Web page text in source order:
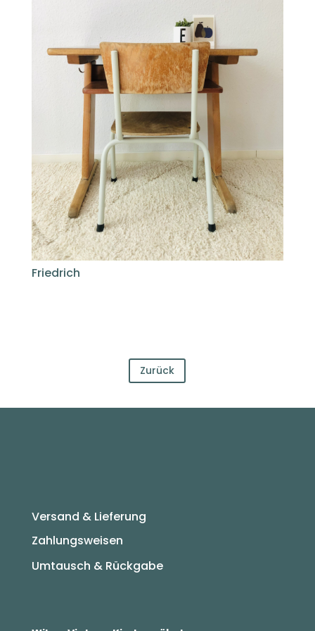
Friedrich
Zurück
Versand & Lieferung
Zahlungsweisen
Umtausch & Rückgabe